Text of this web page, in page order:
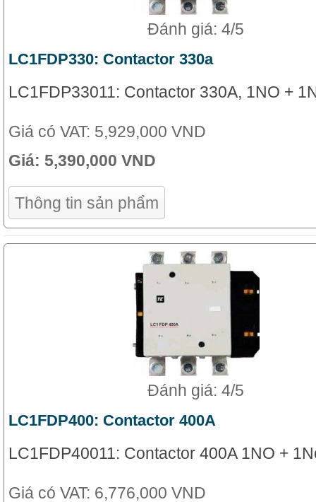
Đánh giá: 4/5
LC1FDP330: Contactor 330a
LC1FDP33011: Contactor 330A, 1NO +
Giá có VAT: 5,929,000 VND
Giá: 5,390,000 VND
Thông tin sản phẩm
Đánh giá: 4/5
LC1FDP400: Contactor 400A
LC1FDP40011: Contactor 400A 1NO +
Giá có VAT: 6,776,000 VND